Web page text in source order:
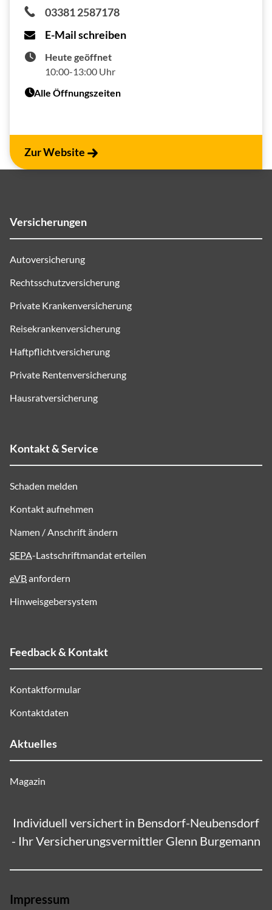
03381 2587178
E-Mail schreiben
Heute geöffnet
10:00-13:00 Uhr
Alle Öffnungszeiten
Zur Website
Versicherungen
Autoversicherung
Rechtsschutzversicherung
Private Krankenversicherung
Reisekrankenversicherung
Haftpflichtversicherung
Private Rentenversicherung
Hausratversicherung
Kontakt & Service
Schaden melden
Kontakt aufnehmen
Namen / Anschrift ändern
SEPA-Lastschriftmandat erteilen
eVBanfordern
Hinweisgebersystem
Feedback & Kontakt
Kontaktformular
Kontaktdaten
Aktuelles
Magazin
Individuell versichert in Bensdorf-Neubensdorf
- Ihr Versicherungsvermittler Glenn Burgemann
Impressum